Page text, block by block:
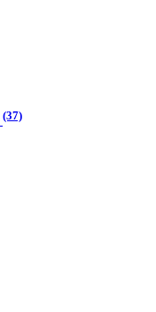
(37)